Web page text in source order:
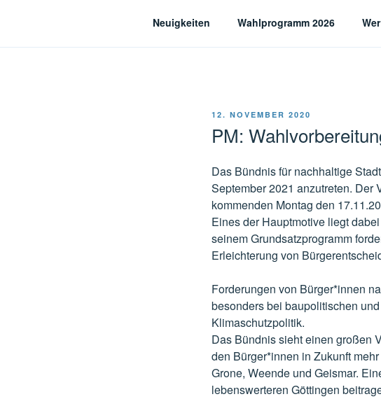
Bündnis für nachhaltige
Neuigkeiten Wahlprogramm 2026
VERÖFFENTLICHT
12. NOVEMBER 2020
PM:
Das Bündnis für nachhaltige
September 2021 anzutreten. Der
kommenden Montag den
Eines der Hauptmotive liegt
seinem Grundsatzprogramm
Erleichterung von
Forderungen von Bürger*innen
besonders bei baupolitischen
Klimaschutzpolitik.
Das Bündnis sieht einen großen
den Bürger*innen in Zukunft
Grone, Weende und Geismar.
lebenswerteren Göttingen